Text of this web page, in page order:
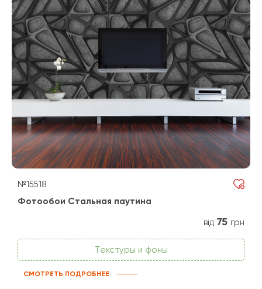
№15518
Фотообои Стальная паутина
від 75 грн
Текстуры и фоны
СМОТРЕТЬ ПОДРОБНЕЕ